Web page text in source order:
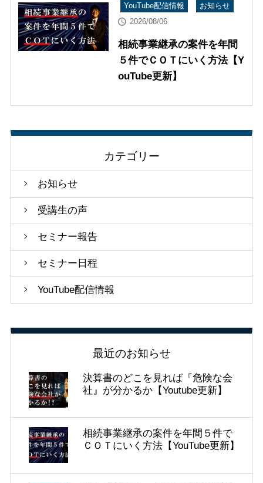
YouTube配信情報
お知らせ
2026/08/06
相続事業継承の案件を年間
５件でＣＯＴにいく方法【Y
ouTube更新】
カテゴリー
お知らせ
受講生の声
セミナー報告
セミナー日程
YouTube配信情報
最近のお知らせ
決算書のどこを見れば『危険な会
社』が分かるか【Youtube更新】
相続事業継承の案件を年間５件で
ＣＯＴにいく方法【YouTube更新】